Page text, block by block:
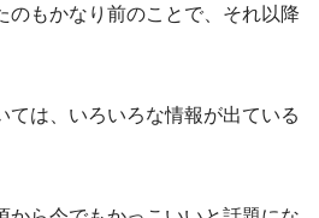
のもかなり前のことで、それ以降
ては、いろいろな情報が出ている